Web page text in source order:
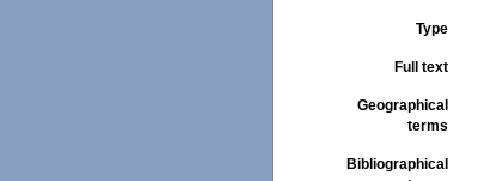
Type
Full text
Geographical
terms
Bibliographical